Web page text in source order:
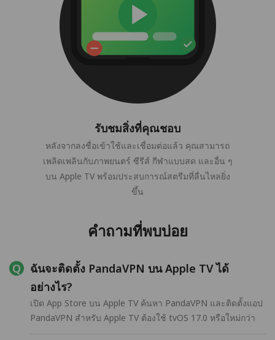
รับชมสิ่งที่คุณชอบ
หลังจากลงชื่อเข้าใช้และเชื่อมต่อแล้ว คุณสามารถ
เพลิดเพลินกับภาพยนตร์ ซีรีส์ กีฬาแบบสด และอื่น ๆ
บน Apple TV พร้อมประสบการณ์สตรีมที่ลื่นไหลยิ่ง
ขึ้น
คำถามที่พบบ่อย
ฉันจะติดตั้ง PandaVPN บน Apple TV ได้
อย่างไร?
เปิด App Store บน Apple TV ค้นหา PandaVPN และติดตั้งแอป
PandaVPN สำหรับ Apple TV ต้องใช้ tvOS 17.0 หรือใหม่กว่า